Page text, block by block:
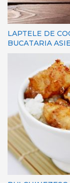
LAPTELE DE
BUCATARIA